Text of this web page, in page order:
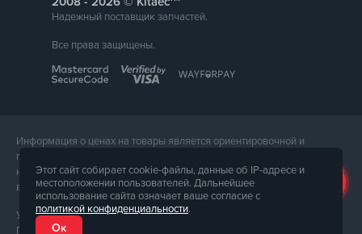
Надежный поставщик запчастей.
Все права защищены.
Информация о ценах на товары является ориентировочной и
предоставляется для справки. Точная стоимость товара будет
названа менеджером магазина при подтверждении заказа. Внешний
вид и комплектация товара может отличаться от его фотографии.
Услуги предоставляет ФЛП Тюпа Петр Павлович, ИПН 2770105454.
Политика конфиденциальности доступна по
Этот сайт собирает cookie-файлы, данные об IP-адресе и
местоположении пользователей. Дальнейшее
использование сайта означает ваше согласие с
политикой конфиденциальности.
Ок